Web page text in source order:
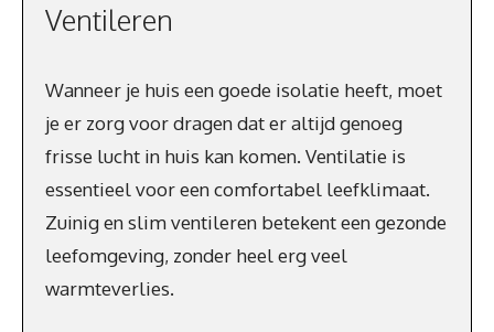
Ventileren
Wanneer je huis een goede isolatie heeft, moet
je er zorg voor dragen dat er altijd genoeg
frisse lucht in huis kan komen. Ventilatie is
essentieel voor een comfortabel leefklimaat.
Zuinig en slim ventileren betekent een gezonde
leefomgeving, zonder heel erg veel
warmteverlies.